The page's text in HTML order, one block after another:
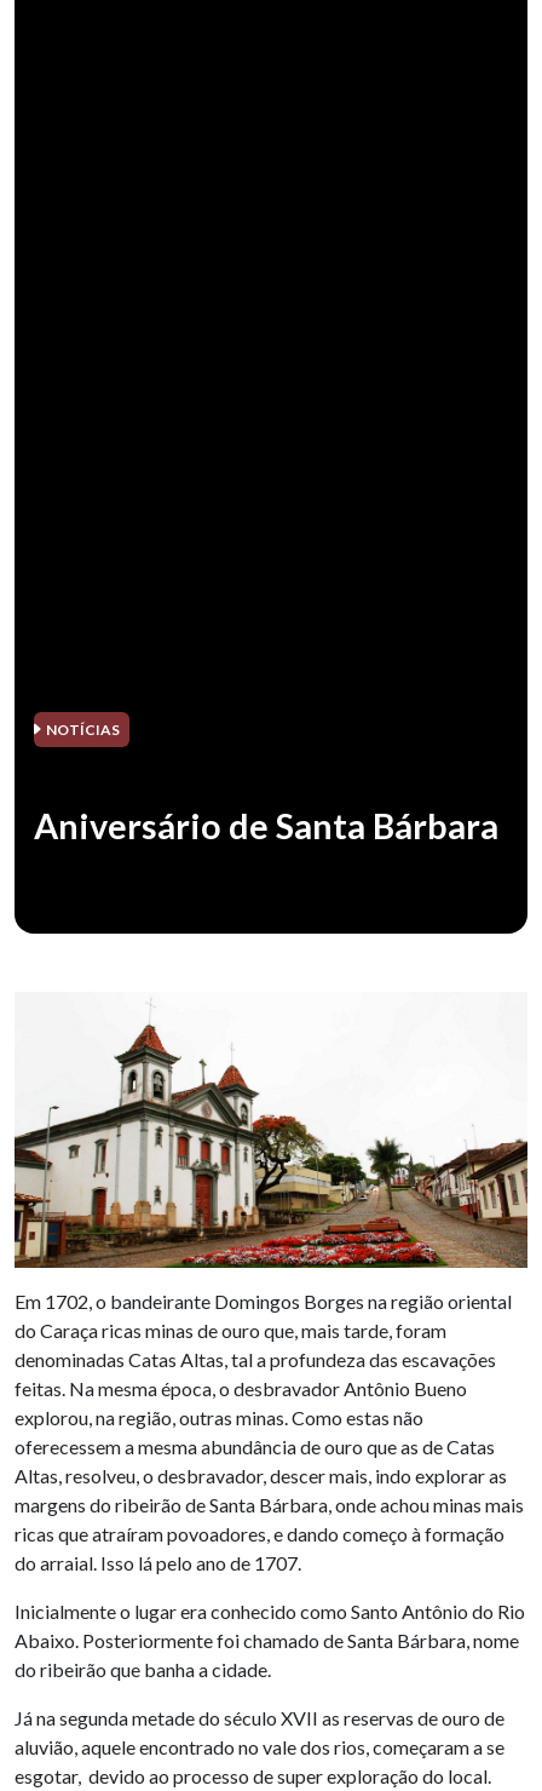
NOTÍCIAS
Aniversário de Santa Bárbara
Em 1702, o bandeirante Domingos Borges na região oriental
do Caraça ricas minas de ouro que, mais tarde, foram
denominadas Catas Altas, tal a profundeza das escavações
feitas. Na mesma época, o desbravador Antônio Bueno
explorou, na região, outras minas. Como estas não
oferecessem a mesma abundância de ouro que as de Catas
Altas, resolveu, o desbravador, descer mais, indo explorar as
margens do ribeirão de Santa Bárbara, onde achou minas mais
ricas que atraíram povoadores, e dando começo à formação
do arraial. Isso lá pelo ano de 1707.
Inicialmente o lugar era conhecido como Santo Antônio do Rio
Abaixo. Posteriormente foi chamado de Santa Bárbara, nome
do ribeirão que banha a cidade.
Já na segunda metade do século XVII as reservas de ouro de
aluvião, aquele encontrado no vale dos rios, começaram a se
esgotar, devido ao processo de super exploração do local.